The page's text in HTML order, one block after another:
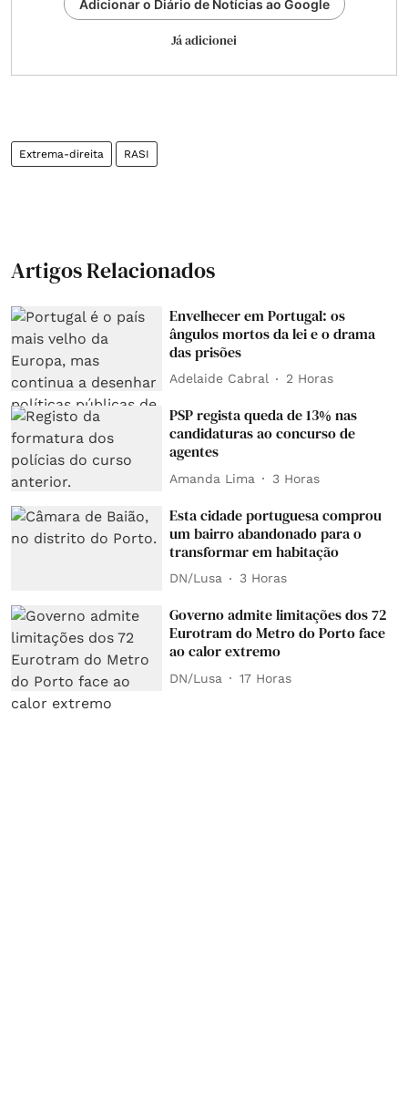
Adicionar o Diário de Notícias ao Google
Já adicionei
Extrema-direita RASI
Artigos Relacionados
Envelhecer em Portugal: os
ângulos mortos da lei e o drama
das prisões
Adelaide Cabral 2 Horas
PSP regista queda de 13% nas
candidaturas ao concurso de
agentes
Amanda Lima 3 Horas
Esta cidade portuguesa comprou
um bairro abandonado para o
transformar em habitação
DN/Lusa 3 Horas
Governo admite limitações dos 72
Eurotram do Metro do Porto face
ao calor extremo
DN/Lusa 17 Horas